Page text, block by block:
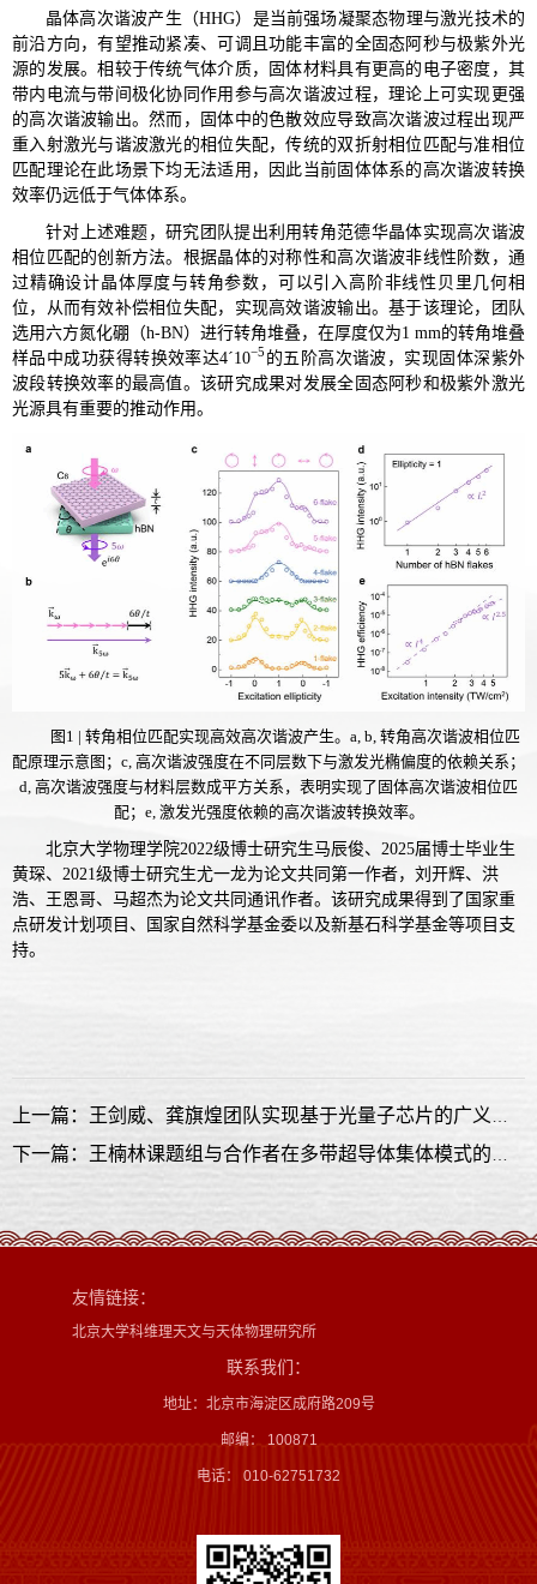
晶体高次谐波产生（HHG）是当前强场凝聚态物理与激光技术的
前沿方向，有望推动紧凑、可调且功能丰富的全固态阿秒与极紫外光
源的发展。相较于传统气体介质，固体材料具有更高的电子密度，其
带内电流与带间极化协同作用参与高次谐波过程，理论上可实现更强
的高次谐波输出。然而，固体中的色散效应导致高次谐波过程出现严
重入射激光与谐波激光的相位失配，传统的双折射相位匹配与准相位
匹配理论在此场景下均无法适用，因此当前固体体系的高次谐波转换
效率仍远低于气体体系。
针对上述难题，研究团队提出利用转角范德华晶体实现高次谐波
相位匹配的创新方法。根据晶体的对称性和高次谐波非线性阶数，通
过精确设计晶体厚度与转角参数，可以引入高阶非线性贝里几何相
位，从而有效补偿相位失配，实现高效谐波输出。基于该理论，团队
选用六方氮化硼（h-BN）进行转角堆叠，在厚度仅为1 mm的转角堆叠
样品中成功获得转换效率达4´10−5 的五阶高次谐波，实现固体深紫外
波段转换效率的最高值。该研究成果对发展全固态阿秒和极紫外激光
光源具有重要的推动作用。
图1 | 转角相位匹配实现高效高次谐波产生。 a, b, 转角高次谐波相位匹
配原理示意图； c, 高次谐波强度在不同层数下与激发光椭偏度的依赖关系；
d, 高次谐波强度与材料层数成平方关系，表明实现了固体高次谐波相位匹
配； e, 激发光强度依赖的高次谐波转换效率。
北京大学物理学院2022级博士研究生马辰俊、 2025届博士毕业生
黄琛、 2021级博士研究生尤一龙为论文共同第一作者，刘开辉、洪
浩、王恩哥、马超杰为论文共同通讯作者。该研究成果得到了国家重
点研发计划项目、国家自然科学基金委以及新基石科学基金等项目支
持。
友情链接：
北京大学科维理天文与天体物理研究所
联系我们：
地址：北京市海淀区成府路209号
邮编： 100871
电话： 010-62751732